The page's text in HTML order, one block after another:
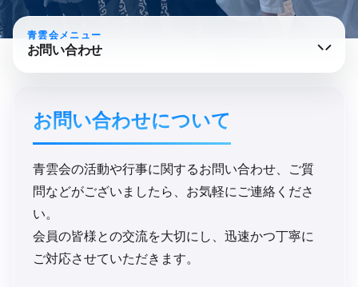
青雲会メニュー
お問い合わせ
お問い​合わせに​ついて
青雲会の活動や行事に関するお問い合わせ、ご質
問などがございましたら、お気軽にご連絡くださ
い。
会員の皆様との交流を大切にし、迅速かつ丁寧に
ご対応させていただきます。